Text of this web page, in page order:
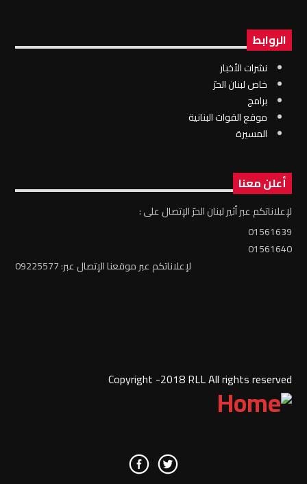
الروابط
نشرات الأخبار
خاص لبنان الحرّ
برامج
موقع القوات البنانية
المسيرة
أعلن معنا
لإعلاناتكم عبر أثير لبنان الحرّ الإتصال على :
01561639
01561640
لإعلاناتكم عبر موقعنا الإتصال عبر: 09225577
Copyright -2018 RLL All rights reserved